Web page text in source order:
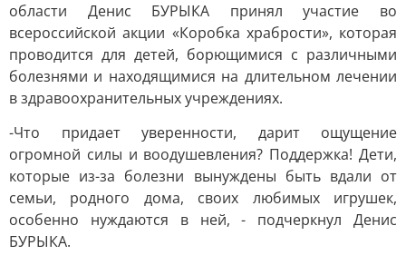
области Денис БУРЫКА принял участие во
всероссийской акции «Коробка храбрости», которая
проводится для детей, борющимися с различными
болезнями и находящимися на длительном лечении
в здравоохранительных учреждениях.
-Что придает уверенности, дарит ощущение
огромной силы и воодушевления? Поддержка! Дети,
которые из-за болезни вынуждены быть вдали от
семьи, родного дома, своих любимых игрушек,
особенно нуждаются в ней, - подчеркнул Денис
БУРЫКА.